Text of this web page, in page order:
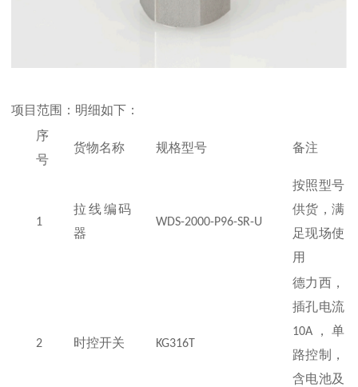
项目范围：明细如下：
序
号
货物名称 规格型号 备注
1
拉线编码
器
WDS-2000-P96-SR-U
按照型号
供货，满
足现场使
用
2 时控开关 KG316T
德力西，
插孔电流
10A ，单
路控制，
含电池及